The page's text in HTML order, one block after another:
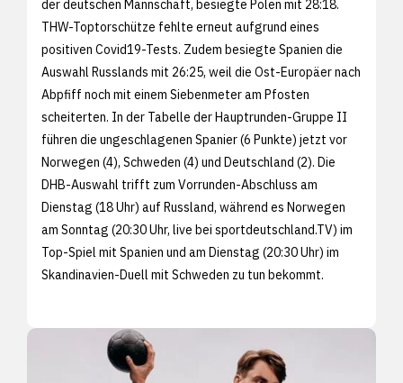
der deutschen Mannschaft, besiegte Polen mit 28:18.
THW-Toptorschütze fehlte erneut aufgrund eines
positiven Covid19-Tests. Zudem besiegte Spanien die
Auswahl Russlands mit 26:25, weil die Ost-Europäer nach
Abpfiff noch mit einem Siebenmeter am Pfosten
scheiterten. In der Tabelle der Hauptrunden-Gruppe II
führen die ungeschlagenen Spanier (6 Punkte) jetzt vor
Norwegen (4), Schweden (4) und Deutschland (2). Die
DHB-Auswahl trifft zum Vorrunden-Abschluss am
Dienstag (18 Uhr) auf Russland, während es Norwegen
am Sonntag (20:30 Uhr, live bei sportdeutschland.TV) im
Top-Spiel mit Spanien und am Dienstag (20:30 Uhr) im
Skandinavien-Duell mit Schweden zu tun bekommt.